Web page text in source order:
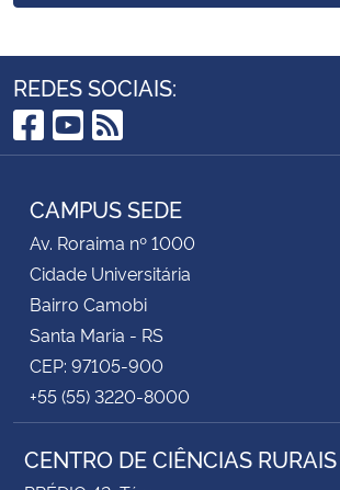
REDES SOCIAIS:
Facebook
YouTube
RSS
CAMPUS SEDE
Av. Roraima nº 1000
Cidade Universitária
Bairro Camobi
Santa Maria - RS
CEP: 97105-900
+55 (55) 3220-8000
CENTRO DE CIÊNCIAS RURAIS